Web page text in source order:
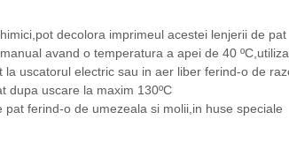
decolora imprimeul acestei lenjerii de pat
avand o temperatura a apei de 40
la uscatorul electric sau in aer liber ferind-o de
dupa uscare la maxim 130ºC
pat ferind-o de umezeala si molii,in huse speciale